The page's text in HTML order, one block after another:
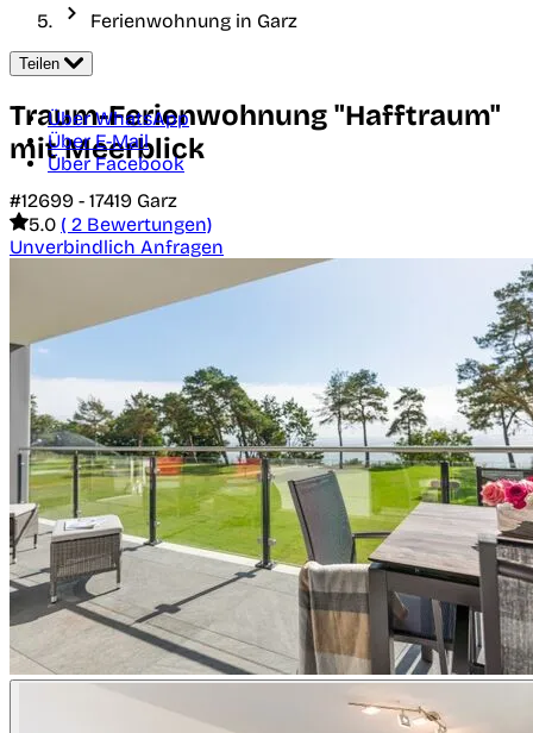
Ferienwohnung in Garz
Teilen
Über WhatsApp
Über E-Mail
Über Facebook
Traum-Ferienwohnung "Hafftraum"
mit Meerblick
#12699 - 17419 Garz
5.0 ( 2 Bewertungen)
Unverbindlich Anfragen